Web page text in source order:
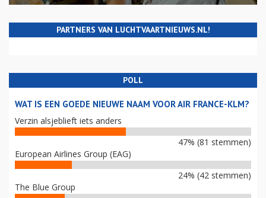
PARTNERS VAN LUCHTVAARTNIEUWS.NL!
POLL
WAT IS EEN GOEDE NIEUWE NAAM VOOR AIR FRANCE-KLM?
Verzin alsjeblieft iets anders
47% (81 stemmen)
European Airlines Group (EAG)
24% (42 stemmen)
The Blue Group